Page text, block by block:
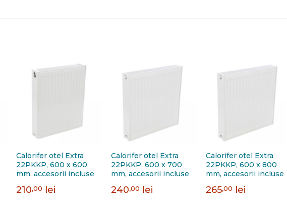
Calorifer otel Extra
22PKKP, 600 x 600
mm, accesorii incluse
210,00 lei
Calorifer otel Extra
22PKKP, 600 x 700
mm, accesorii incluse
240,00 lei
Calorifer otel Extra
22PKKP, 600 x 800
mm, accesorii incluse
265,00 lei